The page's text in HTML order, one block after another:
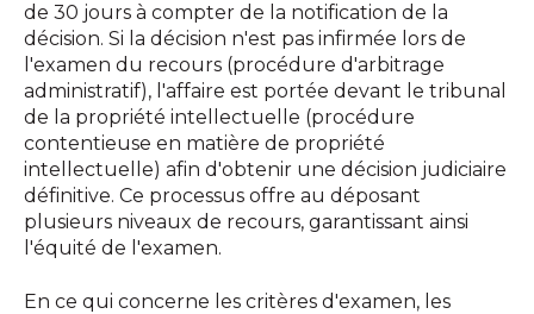
de 30 jours à compter de la notification de la
décision. Si la décision n'est pas infirmée lors de
l'examen du recours (procédure d'arbitrage
administratif), l'affaire est portée devant le tribunal
de la propriété intellectuelle (procédure
contentieuse en matière de propriété
intellectuelle) afin d'obtenir une décision judiciaire
définitive. Ce processus offre au déposant
plusieurs niveaux de recours, garantissant ainsi
l'équité de l'examen.
En ce qui concerne les critères d'examen, les